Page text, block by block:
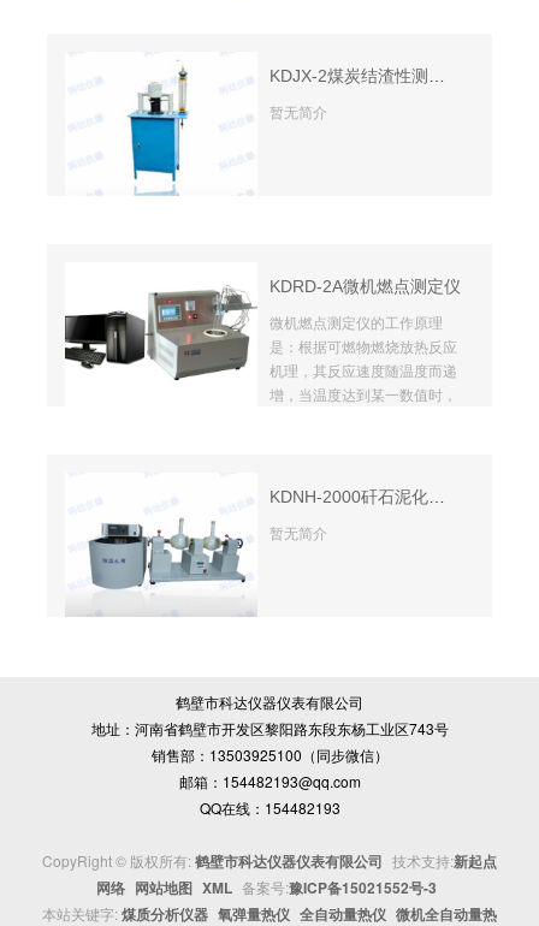
暂无简介
KDRD-2A微机燃点测定仪
微机燃点测定仪的工作原理
是：根据可燃物燃烧放热反应
机理，其反应速度随温度而递
增，当温度达到某一数值时，
度。整个试验过程符合
温度测定方法》的要求。
暂无简介
鹤壁市科达仪器仪表有限公司
地址：河南省鹤壁市开发区黎阳路东段东杨工业区743号
销售部：13503925100（同步微信）
邮箱：154482193@qq.com
QQ在线：154482193
CopyRight © 版权所有: 鹤壁市科达仪器仪表有限公司 技术支持:新起点
网络 网站地图 XML 备案号:豫ICP备15021552号-3
本站关键字: 煤质分析仪器 氧弹量热仪 全自动量热仪 微机全自动量热